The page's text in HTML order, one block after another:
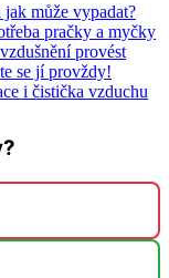
může vypadat?
pračky a myčky
provést
se jí provždy!
i čistička vzduchu